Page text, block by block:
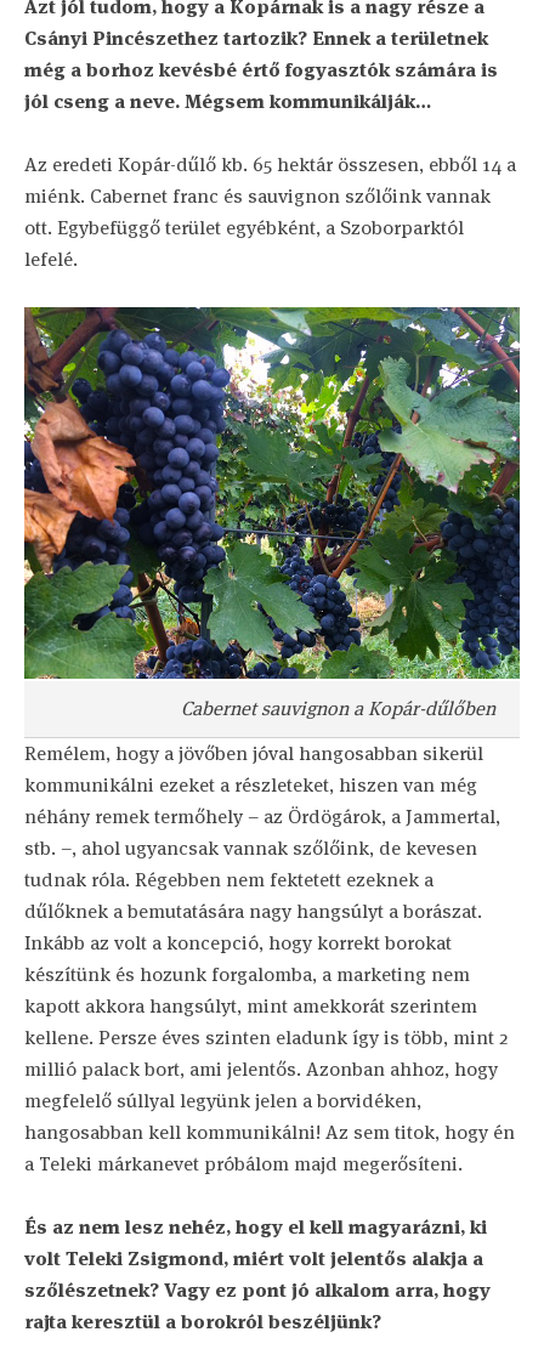
Azt jól tudom, hogy a Kopárnak is a nagy része a
Csányi Pincészethez tartozik? Ennek a területnek
még a borhoz kevésbé értő fogyasztók számára is
jól cseng a neve. Mégsem kommunikálják…
Az eredeti Kopár-dűlő kb. 65 hektár összesen, ebből 14 a
miénk. Cabernet franc és sauvignon szőlőink vannak
ott. Egybefüggő terület egyébként, a Szoborparktól
lefelé.
Cabernet sauvignon a Kopár-dűlőben
Remélem, hogy a jövőben jóval hangosabban sikerül
kommunikálni ezeket a részleteket, hiszen van még
néhány remek termőhely – az Ördögárok, a Jammertal,
stb. –, ahol ugyancsak vannak szőlőink, de kevesen
tudnak róla. Régebben nem fektetett ezeknek a
dűlőknek a bemutatására nagy hangsúlyt a borászat.
Inkább az volt a koncepció, hogy korrekt borokat
készítünk és hozunk forgalomba, a marketing nem
kapott akkora hangsúlyt, mint amekkorát szerintem
kellene. Persze éves szinten eladunk így is több, mint 2
millió palack bort, ami jelentős. Azonban ahhoz, hogy
megfelelő súllyal legyünk jelen a borvidéken,
hangosabban kell kommunikálni! Az sem titok, hogy én
a Teleki márkanevet próbálom majd megerősíteni.
És az nem lesz nehéz, hogy el kell magyarázni, ki
volt Teleki Zsigmond, miért volt jelentős alakja a
szőlészetnek? Vagy ez pont jó alkalom arra, hogy
rajta keresztül a borokról beszéljünk?